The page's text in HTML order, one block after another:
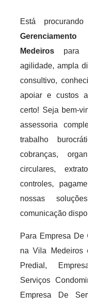
Está
Medeiros para
agilidade, ampla
consultivo,
apoiar e custos
certo! Seja bem-
assessoria
trabalho
cobranças,
circulares,
controles,
nossas
comunicação
Para Empresa De
na Vila Medeiros
Predial,
Serviços
Empresa De